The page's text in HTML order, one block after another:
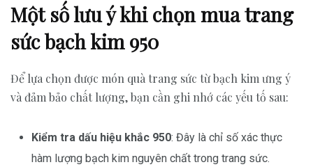
Một số lưu ý khi chọn mua trang
sức bạch kim 950
Để lựa chọn được món quà trang sức từ bạch kim ưng ý
và đảm bảo chất lượng, bạn cần ghi nhớ các yếu tố sau:
Kiểm tra dấu hiệu khắc 950: Đây là chỉ số xác thực
hàm lượng bạch kim nguyên chất trong trang sức.